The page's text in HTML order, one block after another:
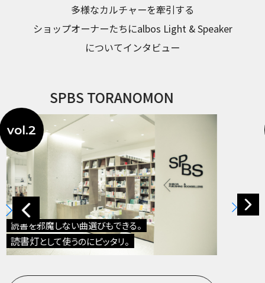
多様なカルチャーを牽引する
ショップオーナーたちにalbos Light & Speaker
についてインタビュー
WOOD VILLAGE CYCLES
アルミの削り出しのデザインが、
自転車好きにとって大好物
vol.3